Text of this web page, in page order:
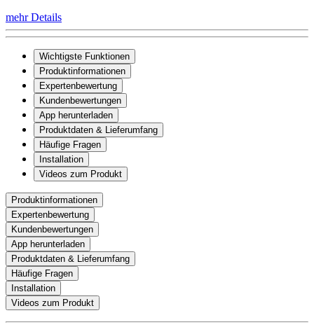
mehr Details
Wichtigste Funktionen
Produktinformationen
Expertenbewertung
Kundenbewertungen
App herunterladen
Produktdaten & Lieferumfang
Häufige Fragen
Installation
Videos zum Produkt
Produktinformationen
Expertenbewertung
Kundenbewertungen
App herunterladen
Produktdaten & Lieferumfang
Häufige Fragen
Installation
Videos zum Produkt